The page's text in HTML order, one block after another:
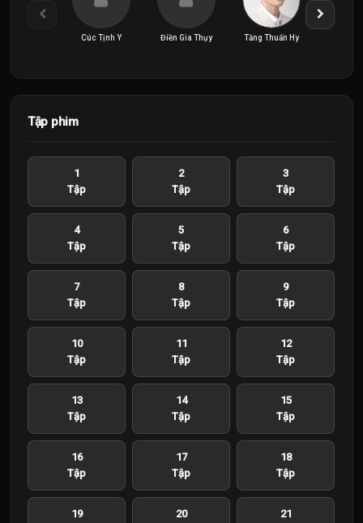
Cúc Tịnh Y Điền Gia Thụy Tăng Thuấn Hy
Tập phim
1
Tập
2
Tập
3
Tập
4
Tập
5
Tập
6
Tập
7
Tập
8
Tập
9
Tập
10
Tập
11
Tập
12
Tập
13
Tập
14
Tập
15
Tập
16
Tập
17
Tập
18
Tập
19
20
21